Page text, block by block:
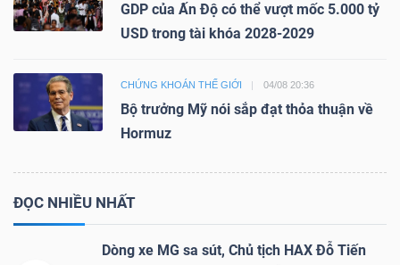
GDP của Ấn Độ có thể vượt mốc 5.000 tỷ
USD trong tài khóa 2028-2029
CHỨNG KHOÁN THẾ GIỚI 04/08 20:36
Bộ trưởng Mỹ nói sắp đạt thỏa thuận về
Hormuz
ĐỌC NHIỀU NHẤT
Dòng xe MG sa sút, Chủ tịch HAX Đỗ Tiến